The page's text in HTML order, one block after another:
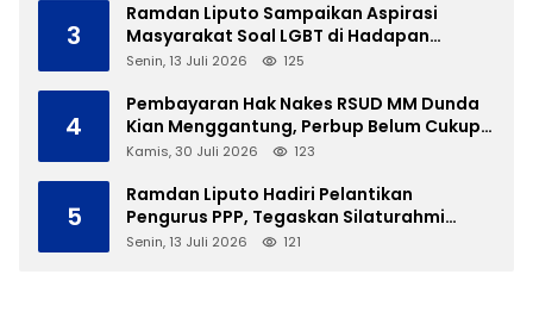
3
Ramdan Liputo Sampaikan Aspirasi
Masyarakat Soal LGBT di Hadapan
Gubernur Gusnar
Senin, 13 Juli 2026 125
4
Pembayaran Hak Nakes RSUD MM Dunda
Kian Menggantung, Perbup Belum Cukup
Tanpa Direktur Definitif
Kamis, 30 Juli 2026 123
5
Ramdan Liputo Hadiri Pelantikan
Pengurus PPP, Tegaskan Silaturahmi
Antarpartai Kunci Membangun Gorontalo
Senin, 13 Juli 2026 121